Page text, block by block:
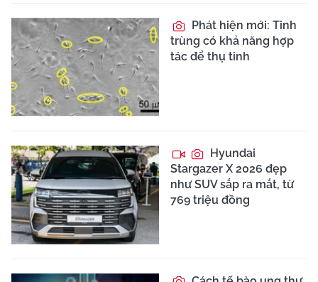
Phát hiện mới: Tinh
trùng có khả năng hợp
tác để thụ tinh
Hyundai
Stargazer X 2026 đẹp
như SUV sắp ra mắt, từ
769 triệu đồng